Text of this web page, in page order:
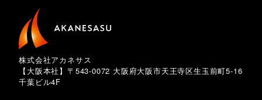
株式会社アカネサス
【大阪本社】〒543-0072 大阪府大阪市天王寺区生玉前町5-16
千葉ビル4F